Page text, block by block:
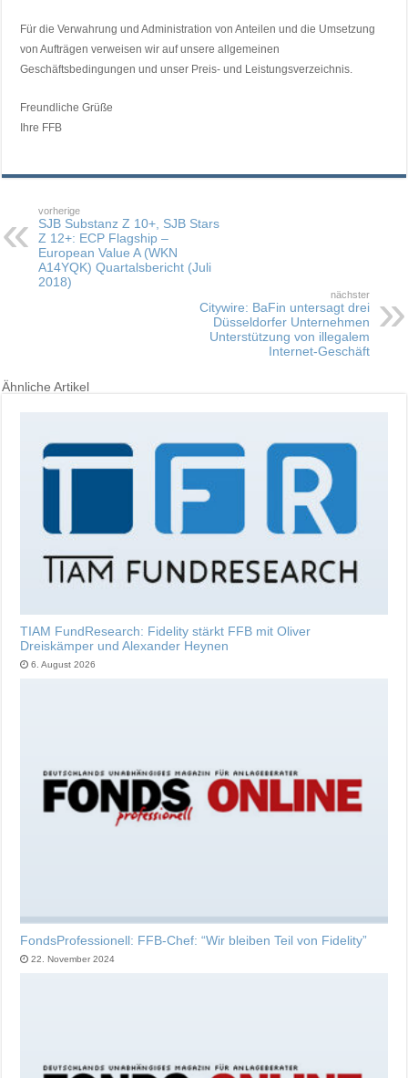
Für die Verwahrung und Administration von Anteilen und die Umsetzung
von Aufträgen verweisen wir auf unsere allgemeinen
Geschäftsbedingungen und unser Preis- und Leistungsverzeichnis.
Freundliche Grüße
Ihre FFB
vorherige
SJB Substanz Z 10+, SJB Stars
Z 12+: ECP Flagship –
European Value A (WKN
A14YQK) Quartalsbericht (Juli
2018)
nächster
Citywire: BaFin untersagt drei
Düsseldorfer Unternehmen
Unterstützung von illegalem
Internet-Geschäft
Ähnliche Artikel
TIAM FundResearch: Fidelity stärkt FFB mit Oliver
Dreiskämper und Alexander Heynen
6. August 2026
FondsProfessionell: FFB-Chef: “Wir bleiben Teil von Fidelity”
22. November 2024